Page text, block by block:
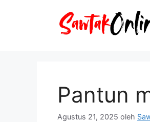
Pantun
Agustus 21, 2025 oleh